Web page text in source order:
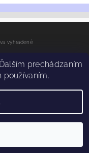
vyhradené
prechádzaním
používaním.